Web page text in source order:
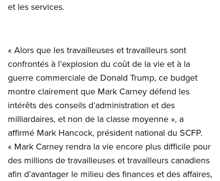
et les services.
« Alors que les travailleuses et travailleurs sont
confrontés à l’explosion du coût de la vie et à la
guerre commerciale de Donald Trump, ce budget
montre clairement que Mark Carney défend les
intérêts des conseils d’administration et des
milliardaires, et non de la classe moyenne », a
affirmé Mark Hancock, président national du SCFP.
« Mark Carney rendra la vie encore plus difficile pour
des millions de travailleuses et travailleurs canadiens
afin d’avantager le milieu des finances et des affaires,